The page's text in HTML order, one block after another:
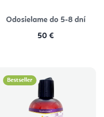
Odosielame do 5-8 dní
50 €
Bestseller